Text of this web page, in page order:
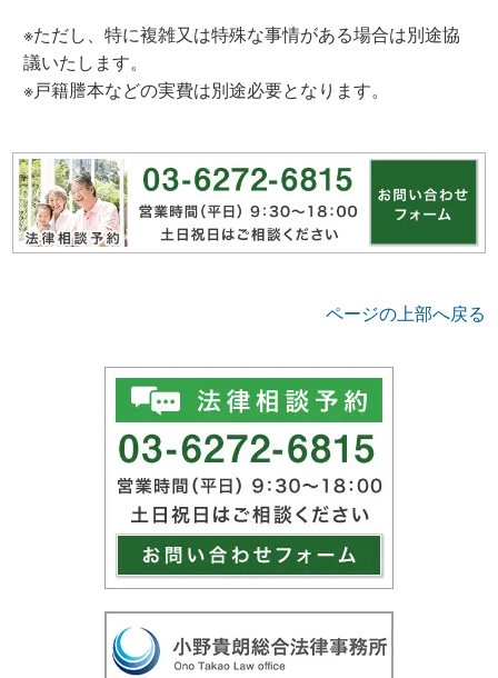
※ただし、特に複雑又は特殊な事情がある場合は別途協
議いたします。
※戸籍謄本などの実費は別途必要となります。
ページの上部へ戻る